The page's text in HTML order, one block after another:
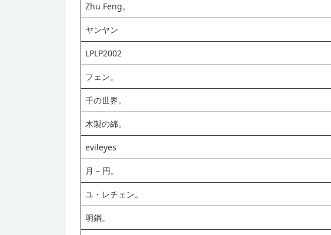
Zhu Feng。
ヤンヤン
LPLP2002
フェン。
千の世界。
木製の綿。
evileyes
月 – 円。
ユ・レチェン。
明鋼。